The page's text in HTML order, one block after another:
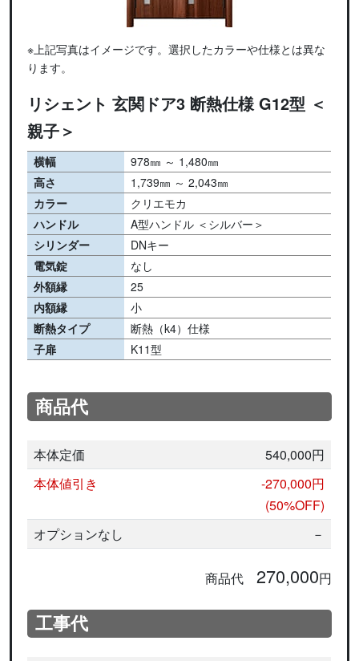
※上記写真はイメージです。選択したカラーや仕様とは異な
ります。
リシェント 玄関ドア3 断熱仕様 G12型 ＜
親子＞
横幅
978㎜ ～ 1,480㎜
高さ
1,739㎜ ～ 2,043㎜
カラー
クリエモカ
ハンドル
A型ハンドル ＜シルバー＞
シリンダー
DNキー
電気錠
なし
外額縁
25
内額縁
小
断熱タイプ
断熱（k4）仕様
子扉
K11型
商品代
本体定価
540,000円
本体値引き
-270,000円
(50%OFF)
オプションなし
－
商品代 270,000円
工事代